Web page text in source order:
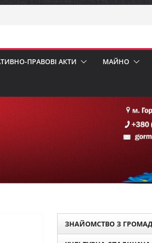
ПРАВОВІ АКТИ МАЙНО
ЗНАЙОМСТВО З